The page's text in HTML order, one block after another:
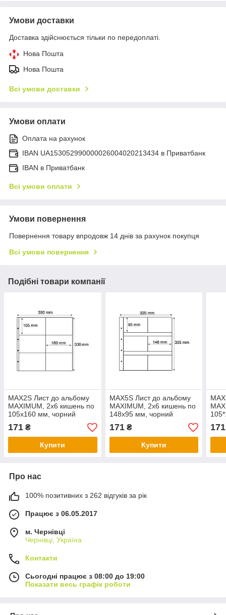
Умови доставки
Доставка здійснюється тільки по передоплаті.
Нова Пошта
Нова Пошта
Всі умови доставки
Умови оплати
Оплата на рахунок
IBAN UA153052990000026004020213434 в Приватбанк
IBAN в Приватбанк
Всі умови оплати
Умови повернення
Повернення товару впродовж 14 днів за рахунок покупця
Всі умови повернення
Подібні товари компанії
MAX2S Лист до альбому
MAXIMUM, 2x6 кишень по
105x160 мм, чорний
171 ₴
Купити
MAX5S Лист до альбому
MAXIMUM, 2x6 кишень по
148x95 мм, чорний
171₴
Купити
171
Про нас
100% позитивних з 262 відгуків за рік
Працює з 06.05.2017
м. Чернівці
Чернівці, Україна
Контакти
Сьогодні працює з 08:00 до 19:00
Показати весь графік роботи